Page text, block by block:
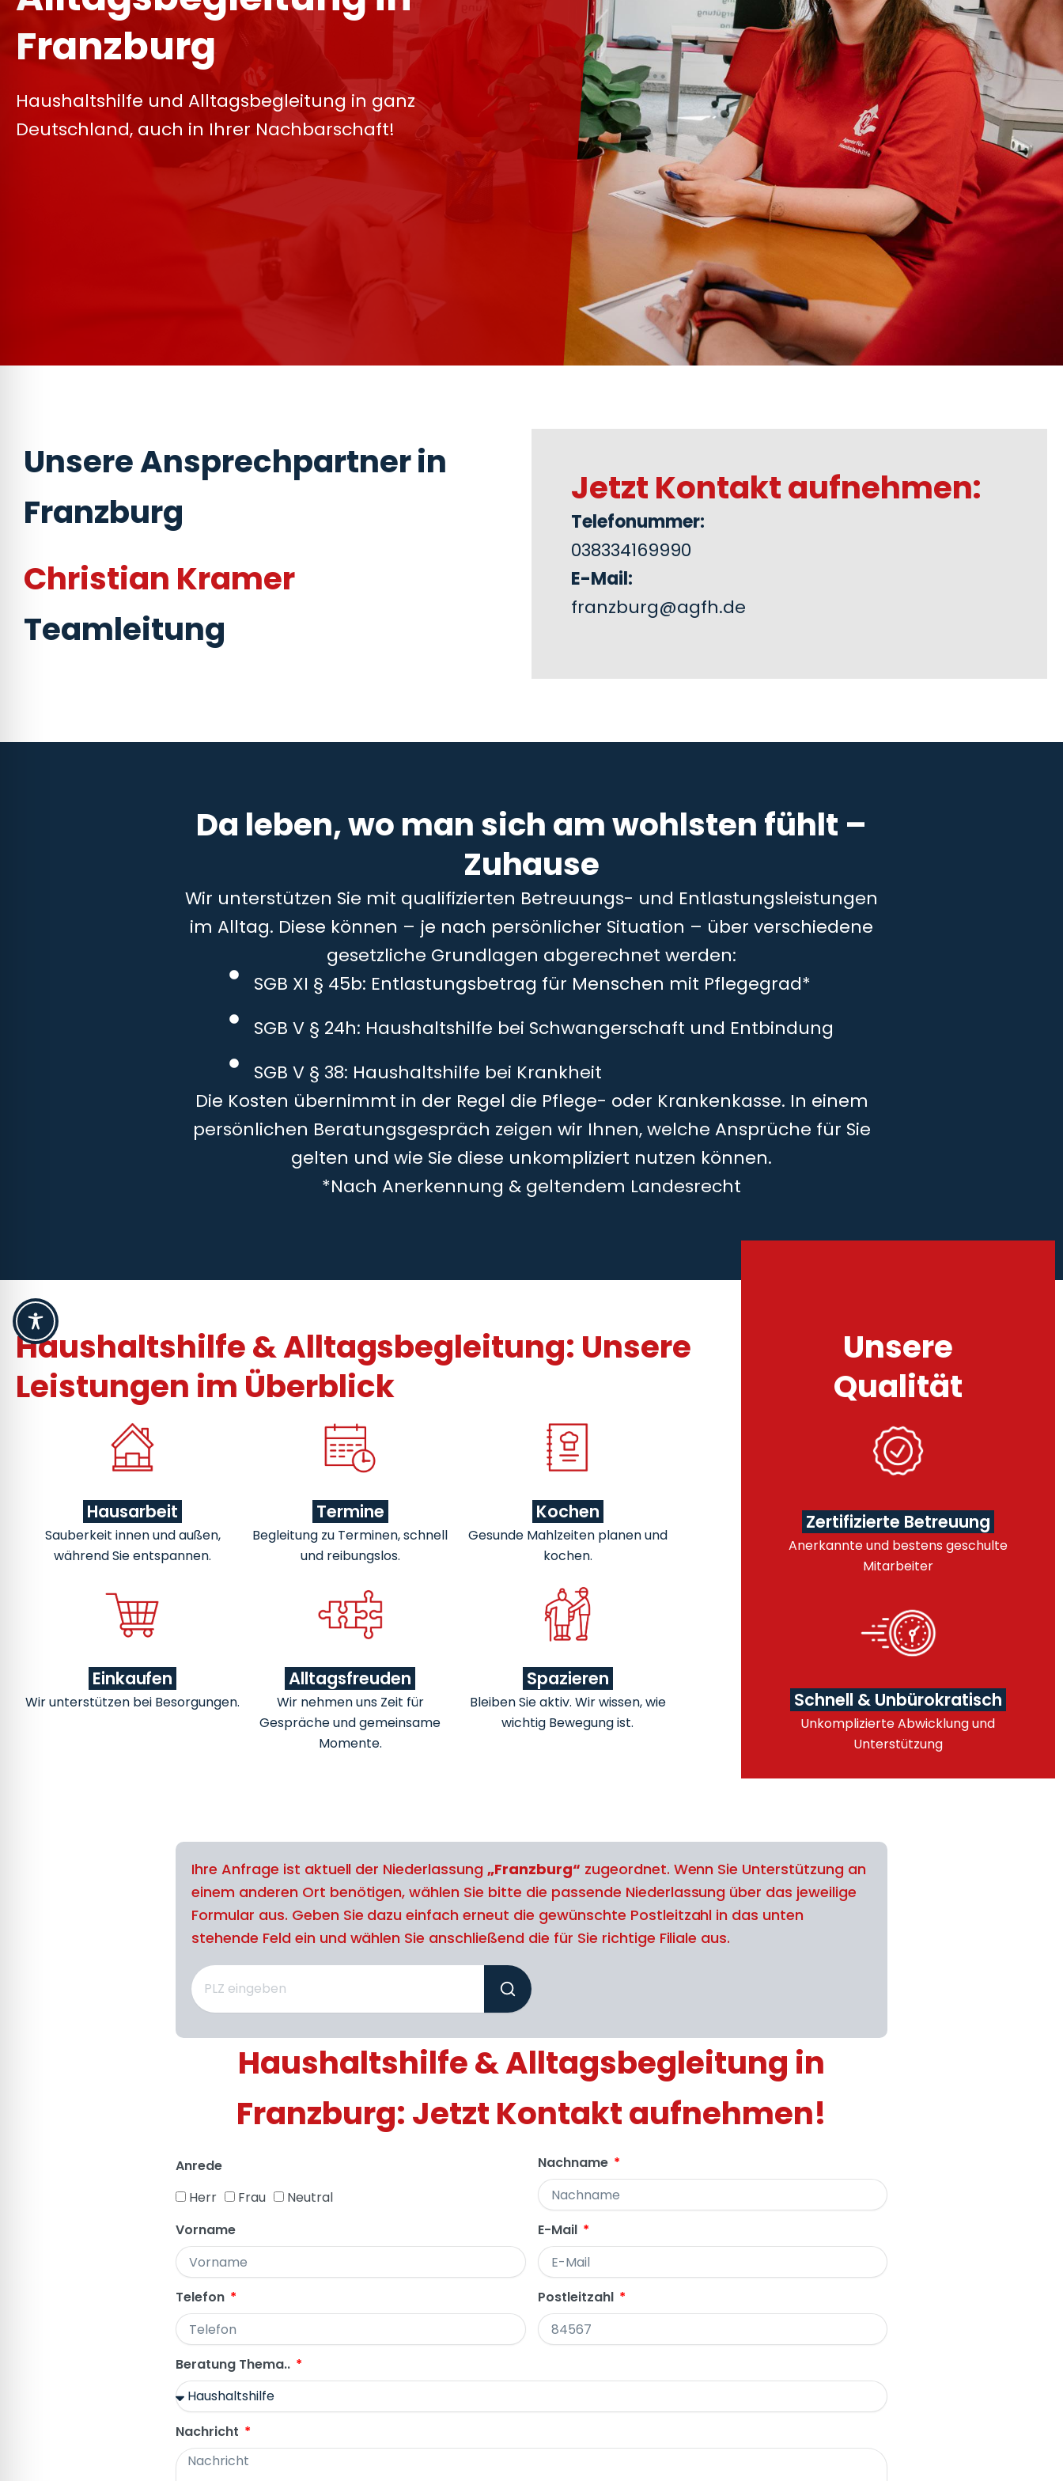
Franzburg
Haushaltshilfe und Alltagsbegleitung in ganz
Deutschland, auch in Ihrer Nachbarschaft!
Unsere Ansprechpartner in
Franzburg
Christian Kramer
Teamleitung
Jetzt Kontakt aufnehmen:
Telefonummer:
038334169990
E-Mail:
franzburg@agfh.de
Da leben, wo man sich am wohlsten fühlt –
Zuhause
Wir unterstützen Sie mit qualifizierten Betreuungs- und Entlastungsleistungen
im Alltag. Diese können – je nach persönlicher Situation – über verschiedene
gesetzliche Grundlagen abgerechnet werden:
SGB XI § 45b: Entlastungsbetrag für Menschen mit Pflegegrad*
SGB V § 24h: Haushaltshilfe bei Schwangerschaft und Entbindung
SGB V § 38: Haushaltshilfe bei Krankheit
Die Kosten übernimmt in der Regel die Pflege- oder Krankenkasse. In einem
persönlichen Beratungsgespräch zeigen wir Ihnen, welche Ansprüche für Sie
gelten und wie Sie diese unkompliziert nutzen können.
*Nach Anerkennung & geltendem Landesrecht
Haushaltshilfe & Alltagsbegleitung: Unsere
Leistungen im Überblick
Hausarbeit
Sauberkeit innen und außen,
während Sie entspannen.
Termine
Begleitung zu Terminen, schnell
und reibungslos.
Kochen
Gesunde Mahlzeiten planen und
kochen.
Einkaufen
Wir unterstützen bei Besorgungen.
Alltagsfreuden
Wir nehmen uns Zeit für
Gespräche und gemeinsame
Momente.
Spazieren
Bleiben Sie aktiv. Wir wissen, wie
wichtig Bewegung ist.
Unsere
Qualität
Zertifizierte Betreuung
Anerkannte und bestens geschulte
Mitarbeiter
Schnell & Unbürokratisch
Unkomplizierte Abwicklung und
Unterstützung
Ihre Anfrage ist aktuell der Niederlassung„Franzburg“ zugeordnet. Wenn Sie Unterstützung an
einem anderen Ort benötigen, wählen Sie bitte die passende Niederlassung über das jeweilige
Formular aus. Geben Sie dazu einfach erneut die gewünschte Postleitzahl in das unten
stehende Feld ein und wählen Sie anschließend die für Sie richtige Filiale aus.
Haushaltshilfe & Alltagsbegleitung in
Franzburg: Jetzt Kontakt aufnehmen!
Anrede
Herr
Frau Neutral
Nachname
Vorname E-Mail
Telefon Postleitzahl
Beratung Thema..
Nachricht